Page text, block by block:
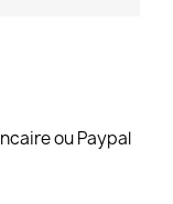
ou Paypal